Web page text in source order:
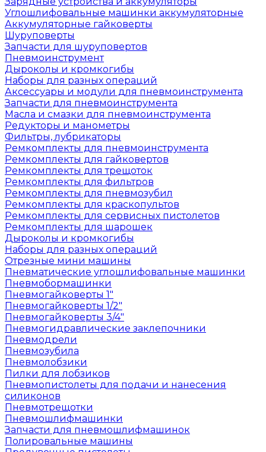
Углошлифовальные машинки аккумуляторные
Аккумуляторные гайковерты
Шуруповерты
Запчасти для шуруповертов
Пневмоинструмент
Дыроколы и кромкогибы
Наборы для разных операций
Аксессуары и модули для пневмоинструмента
Запчасти для пневмоинструмента
Масла и смазки для пневмоинструмента
Редукторы и манометры
Фильтры, лубрикаторы
Ремкомплекты для пневмоинструмента
Ремкомплекты для гайковертов
Ремкомплекты для трещоток
Ремкомплекты для фильтров
Ремкомплекты для пневмозубил
Ремкомплекты для краскопультов
Ремкомплекты для сервисных пистолетов
Ремкомплекты для шарошек
Дыроколы и кромкогибы
Наборы для разных операций
Отрезные мини машины
Пневматические углошлифовальные машинки
Пневмобормашинки
Пневмогайковерты 1"
Пневмогайковерты 1/2"
Пневмогайковерты 3/4"
Пневмогидравлические заклепочники
Пневмодрели
Пневмозубила
Пневмолобзики
Пилки для лобзиков
Пневмопистолеты для подачи и нанесения
силиконов
Пневмотрещотки
Пневмошлифмашинки
Запчасти для пневмошлифмашинок
Полировальные машины